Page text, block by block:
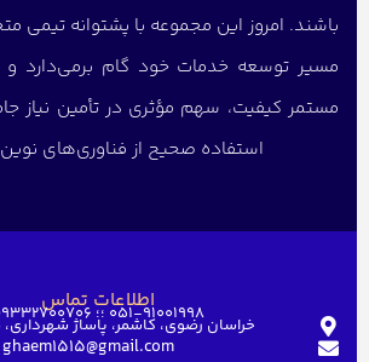
باشند. امروز این مجموعه با پشتوانه
مسیر توسعه خدمات خود گام برمی‌دارد و
مستمر کیفیت، سهم مؤثری در تأمین نیاز
استفاده صحیح از فناوری‌های نوین
اطلاعات تماس051-91001998 ؛؛ 09332700706
خراسان رضوی، کاشمر، پاساژ شهرداری،
ghaem1515@gmail.com